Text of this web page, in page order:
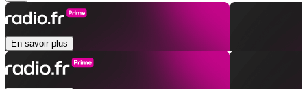
En savoir plus